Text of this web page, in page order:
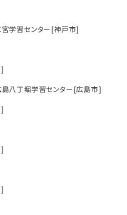
宮学習センター[神戸市]
島八丁堀学習センター[広島市]